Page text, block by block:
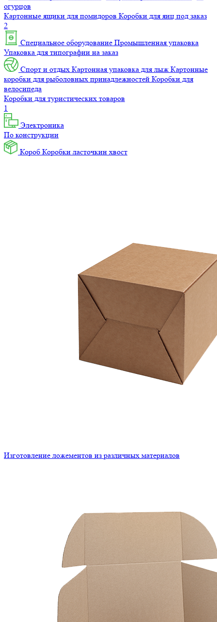
огурцов
Картонные ящики для помидоров Коробки для яиц под заказ
2
Специальное оборудование Промышленная упаковка
Упаковка для типографии на заказ
Спорт и отдых Картонная упаковка для лыж Картонные
коробки для рыболовных принадлежностей Коробки для
велосипеда
Коробки для туристических товаров
1
Электроника
По конструкции
Короб Коробки ласточкин хвост
Изготовление ложементов из различных материалов